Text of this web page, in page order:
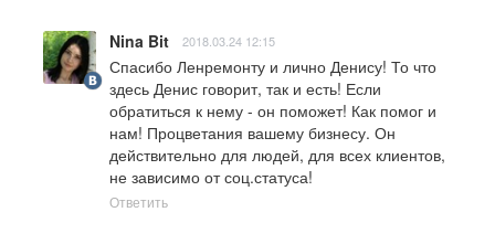
Nina Bit 2018.03.24 12:15
Спасибо Ленремонту и лично Денису! То что
здесь Денис говорит, так и есть! Если
обратиться к нему - он поможет! Как помог и
нам! Процветания вашему бизнесу. Он
действительно для людей, для всех клиентов,
не зависимо от соц.статуса!
Ответить